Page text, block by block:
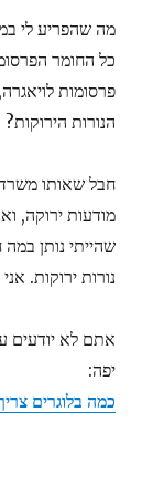
מה שהפריע לי
כל החומר
פרסומות
הנורות הירוקות?
חבל שאותו משרד
מודעות ירוקה,
שהייתי נותן
נורות ירוקות.
אתם לא יודעים
יפה:
כמה בלוגרים